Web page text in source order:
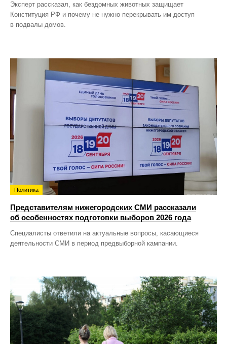
Эксперт рассказал, как бездомных животных защищает
Конституция РФ и почему не нужно перекрывать им доступ
в подвалы домов.
Политика
Представителям нижегородских СМИ рассказали
об особенностях подготовки выборов 2026 года
Специалисты ответили на актуальные вопросы, касающиеся
деятельности СМИ в период предвыборной кампании.